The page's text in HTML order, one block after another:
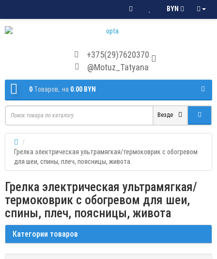
BYN
+375(29)7620370
@Motuz_Tatyana
0 Tоваров, на 0.00 BYN
Везде
Грелка электрическая ультрамягкая/термоковрик с обогревом
для шеи, спины, плеч, поясницы, живота
Грелка электрическая ультрамягкая/
термоковрик с обогревом для шеи,
спины, плеч, поясницы, живота
Категории товаров